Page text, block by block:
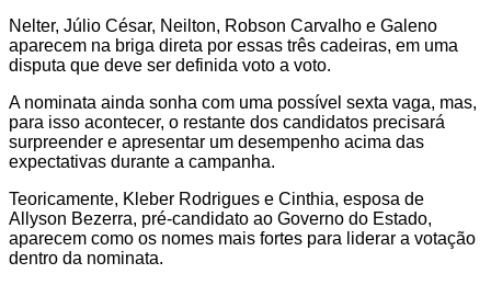
Nelter, Júlio César, Neilton, Robson Carvalho e Galeno
aparecem na briga direta por essas três cadeiras, em uma
disputa que deve ser definida voto a voto.
A nominata ainda sonha com uma possível sexta vaga, mas,
para isso acontecer, o restante dos candidatos precisará
surpreender e apresentar um desempenho acima das
expectativas durante a campanha.
Teoricamente, Kleber Rodrigues e Cinthia, esposa de
Allyson Bezerra, pré-candidato ao Governo do Estado,
aparecem como os nomes mais fortes para liderar a votação
dentro da nominata.